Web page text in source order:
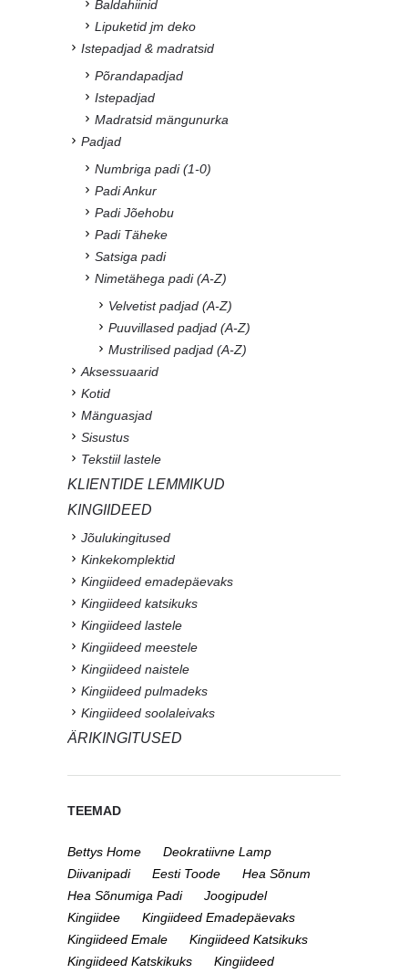
Baldahiinid
Lipuketid jm deko
Istepadjad & madratsid
Põrandapadjad
Istepadjad
Madratsid mängunurka
Padjad
Numbriga padi (1-0)
Padi Ankur
Padi Jõehobu
Padi Täheke
Satsiga padi
Nimetähega padi (A-Z)
Velvetist padjad (A-Z)
Puuvillased padjad (A-Z)
Mustrilised padjad (A-Z)
Aksessuaarid
Kotid
Mänguasjad
Sisustus
Tekstiil lastele
KLIENTIDE LEMMIKUD
KINGIIDEED
Jõulukingitused
Kinkekomplektid
Kingiideed emadepäevaks
Kingiideed katsikuks
Kingiideed lastele
Kingiideed meestele
Kingiideed naistele
Kingiideed pulmadeks
Kingiideed soolaleivaks
ÄRIKINGITUSED
TEEMAD
Bettys Home
Deokratiivne Lamp
Diivanipadi
Eesti Toode
Hea Sõnum
Hea Sõnumiga Padi
Joogipudel
Kingiidee
Kingiideed Emadepäevaks
Kingiideed Emale
Kingiideed Katsikuks
Kingiideed Katskikuks
Kingiideed